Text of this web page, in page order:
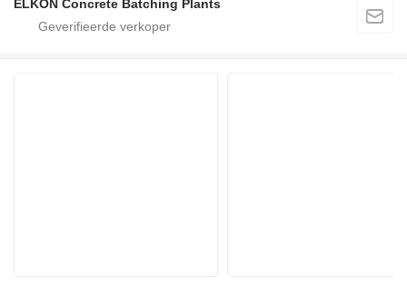
ELKON Concrete Batching Plants